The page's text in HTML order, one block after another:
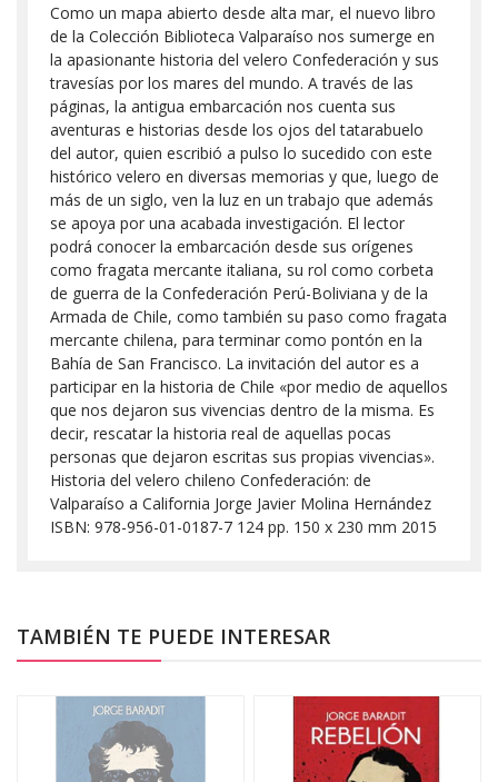
Como un mapa abierto desde alta mar, el nuevo libro
de la Colección Biblioteca Valparaíso nos sumerge en
la apasionante historia del velero Confederación y sus
travesías por los mares del mundo. A través de las
páginas, la antigua embarcación nos cuenta sus
aventuras e historias desde los ojos del tatarabuelo
del autor, quien escribió a pulso lo sucedido con este
histórico velero en diversas memorias y que, luego de
más de un siglo, ven la luz en un trabajo que además
se apoya por una acabada investigación. El lector
podrá conocer la embarcación desde sus orígenes
como fragata mercante italiana, su rol como corbeta
de guerra de la Confederación Perú-Boliviana y de la
Armada de Chile, como también su paso como fragata
mercante chilena, para terminar como pontón en la
Bahía de San Francisco. La invitación del autor es a
participar en la historia de Chile «por medio de aquellos
que nos dejaron sus vivencias dentro de la misma. Es
decir, rescatar la historia real de aquellas pocas
personas que dejaron escritas sus propias vivencias».
Historia del velero chileno Confederación: de
Valparaíso a California Jorge Javier Molina Hernández
ISBN: 978-956-01-0187-7 124 pp. 150 x 230 mm 2015
TAMBIÉN TE PUEDE INTERESAR